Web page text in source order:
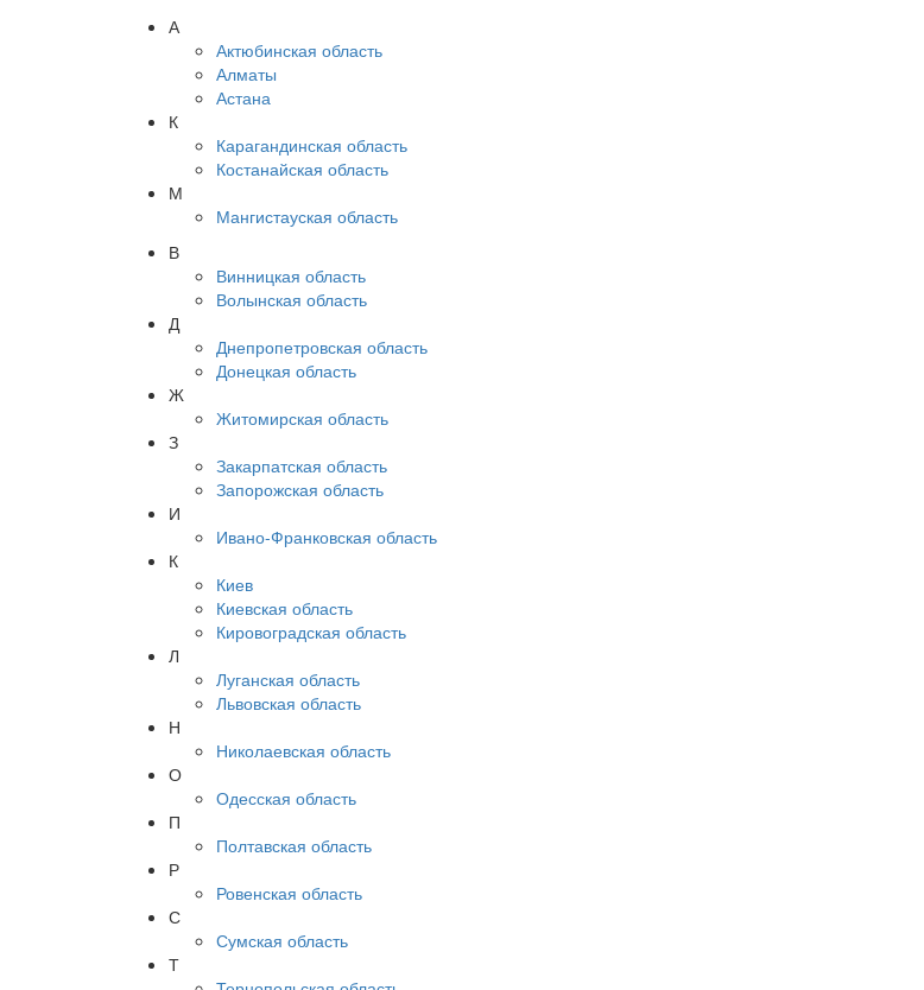
А
Актюбинская область
Алматы
Астана
К
Карагандинская область
Костанайская область
М
Мангистауская область
В
Винницкая область
Волынская область
Д
Днепропетровская область
Донецкая область
Ж
Житомирская область
З
Закарпатская область
Запорожская область
И
Ивано-Франковская область
К
Киев
Киевская область
Кировоградская область
Л
Луганская область
Львовская область
Н
Николаевская область
О
Одесская область
П
Полтавская область
Р
Ровенская область
С
Сумская область
Т